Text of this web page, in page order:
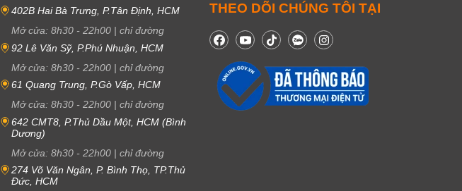
402B Hai Bà Trưng, P.Tân Định, HCM
Mở cửa: 8h30 - 22h00 | chỉ đường
92 Lê Văn Sỹ, P.Phú Nhuận, HCM
Mở cửa: 8h30 - 22h00 | chỉ đường
61 Quang Trung, P.Gò Vấp, HCM
Mở cửa: 8h30 - 22h00 | chỉ đường
642 CMT8, P.Thủ Dầu Một, HCM (Bình
Dương)
Mở cửa: 8h30 - 22h00 | chỉ đường
274 Võ Văn Ngân, P. Bình Thọ, TP.Thủ
Đức, HCM
THEO DÕI CHÚNG TÔI TẠI